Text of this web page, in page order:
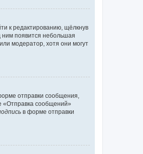
к редактированию, щёлкнув
ним появится небольшая
модератор, хотя они могут
отправки сообщения,
«Отправка сообщений»
в форме отправки